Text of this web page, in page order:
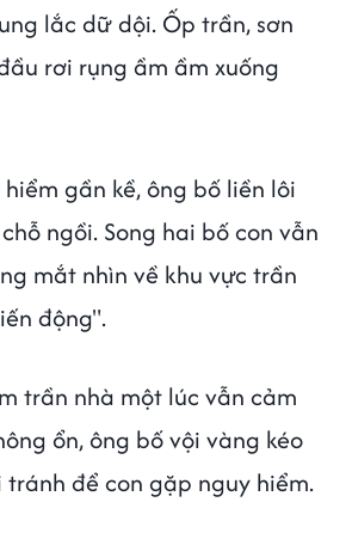
lắc dữ dội. Ốp trần, sơn
rơi rụng ầm ầm xuống
gần kề, ông bố liền lôi
ngồi. Song hai bố con vẫn
mắt nhìn về khu vực trần
động".
trần nhà một lúc vẫn cảm
ổn, ông bố vội vàng kéo
để con gặp nguy hiểm.